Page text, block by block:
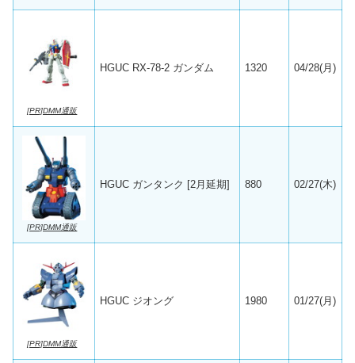
[PR]DMM通販
HGUC RX-78-2 ガンダム 1320 04/28(月)
[PR]DMM通販
HGUC ガンタンク [2月延期] 880 02/27(木)
[PR]DMM通販
HGUC ジオング 1980 01/27(月)